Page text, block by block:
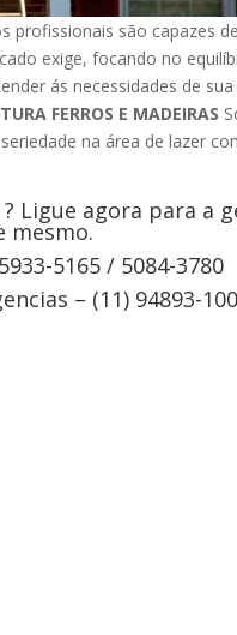
profissionais são capazes
exige, focando no
ás necessidades de
FERROS E MADEIRAS
na área de lazer
Ligue agora para a
mesmo.
5165 / 5084-3780
– (11) 94893-